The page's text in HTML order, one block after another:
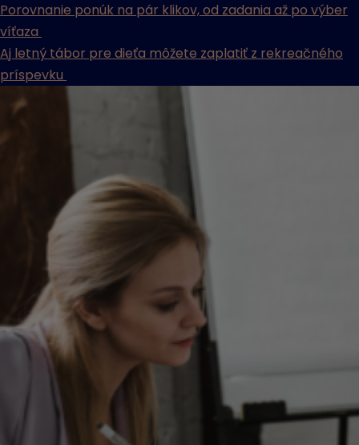
Porovnanie ponúk na pár klikov, od zadania až po výber
víťaza
Aj letný tábor pre dieťa môžete zaplatiť z rekreačného
príspevku